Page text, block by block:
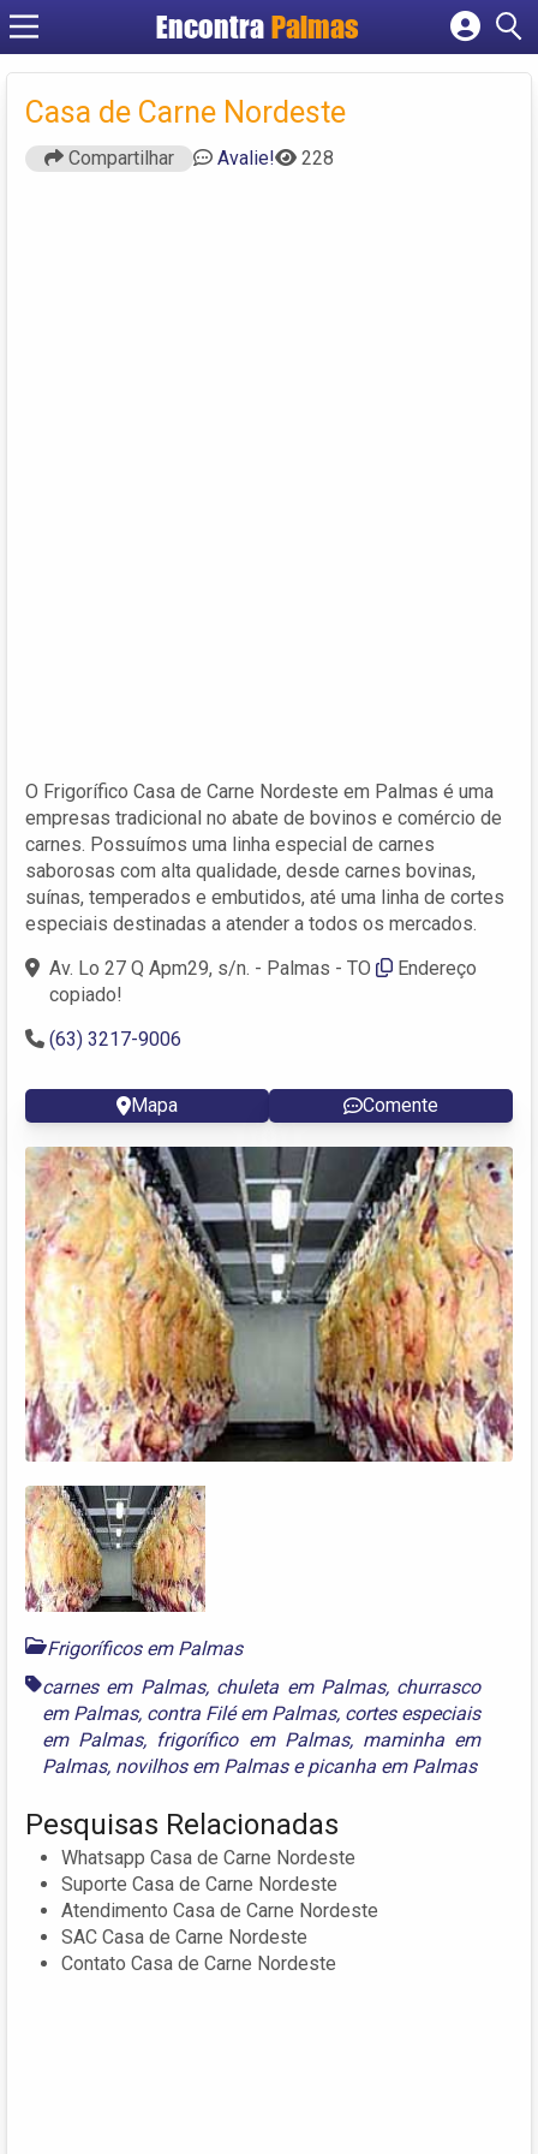
Encontra Palmas
Cadastrar empresa
Criar conta
Casa de Carne Nordeste
Compartilhar Avalie! 228
O Frigorífico Casa de Carne Nordeste em Palmas é uma
empresas tradicional no abate de bovinos e comércio de
carnes. Possuímos uma linha especial de carnes
saborosas com alta qualidade, desde carnes bovinas,
suínas, temperados e embutidos, até uma linha de cortes
especiais destinadas a atender a todos os mercados.
Av. Lo 27 Q Apm29, s/n. - Palmas - TO
Endereço
copiado!
(63) 3217-9006
Mapa Comente
Frigoríficos em Palmas
carnes em Palmas, chuleta em Palmas, churrasco
em Palmas, contra Filé em Palmas, cortes especiais
em Palmas, frigorífico em Palmas, maminha em
Palmas, novilhos em Palmasepicanha em Palmas
Pesquisas Relacionadas
Whatsapp Casa de Carne Nordeste
Suporte Casa de Carne Nordeste
Atendimento Casa de Carne Nordeste
SAC Casa de Carne Nordeste
Contato Casa de Carne Nordeste